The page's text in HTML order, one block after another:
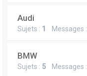
Audi
Sujets : 1 Messages :
BMW
Sujets : 5 Messages :